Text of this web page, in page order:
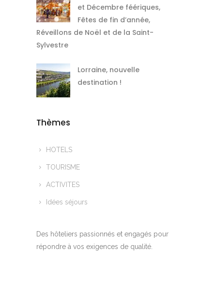
et Décembre féériques,
Fêtes de fin d’année,
Réveillons de Noël et de la Saint-
Sylvestre
Lorraine, nouvelle
destination !
Thèmes
HOTELS
TOURISME
ACTIVITES
Idées séjours
Des hôteliers passionnés et engagés pour
répondre à vos exigences de qualité.